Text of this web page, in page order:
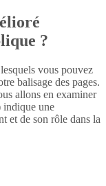
?
vous pouvez
balisage des pages.
allons en examiner
indique une
et de son rôle dans la